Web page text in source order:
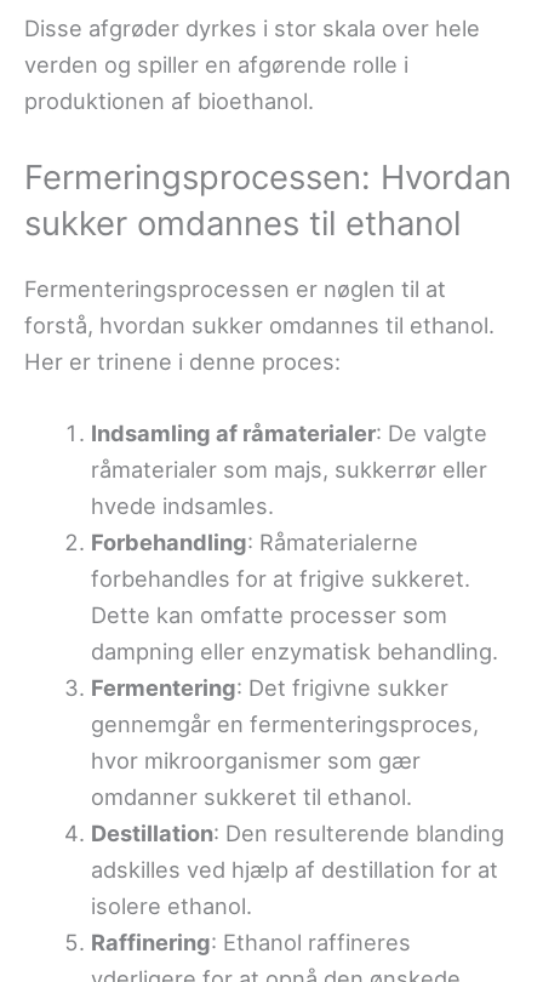
Disse afgrøder dyrkes i stor skala over hele
verden og spiller en afgørende rolle i
produktionen af bioethanol.
Fermeringsprocessen: Hvordan
sukker omdannes til ethanol
Fermenteringsprocessen er nøglen til at
forstå, hvordan sukker omdannes til ethanol.
Her er trinene i denne proces:
Indsamling af råmaterialer: De valgte
råmaterialer som majs, sukkerrør eller
hvede indsamles.
Forbehandling: Råmaterialerne
forbehandles for at frigive sukkeret.
Dette kan omfatte processer som
dampning eller enzymatisk behandling.
Fermentering: Det frigivne sukker
gennemgår en fermenteringsproces,
hvor mikroorganismer som gær
omdanner sukkeret til ethanol.
Destillation: Den resulterende blanding
adskilles ved hjælp af destillation for at
isolere ethanol.
Raffinering: Ethanol raffineres